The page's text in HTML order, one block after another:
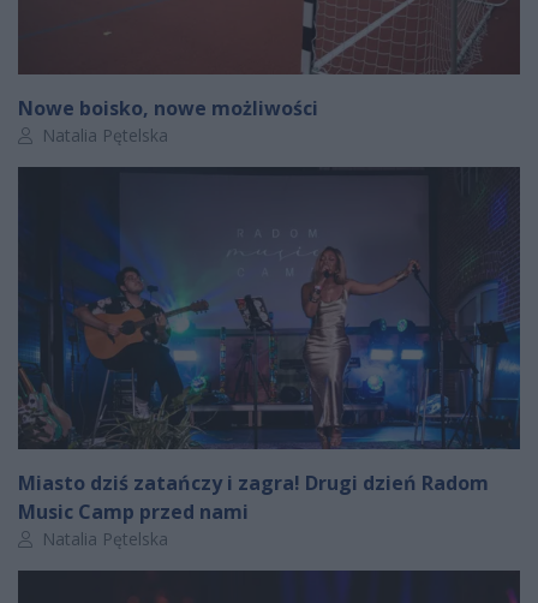
Nowe boisko, nowe możliwości
Autor artykułu:
Natalia Pętelska
Miasto dziś zatańczy i zagra! Drugi dzień Radom
Music Camp przed nami
Autor artykułu:
Natalia Pętelska